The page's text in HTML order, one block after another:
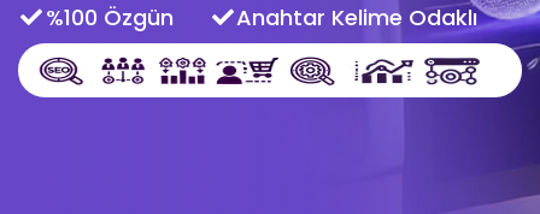
%100 Özgün Anahtar Kelime Odaklı